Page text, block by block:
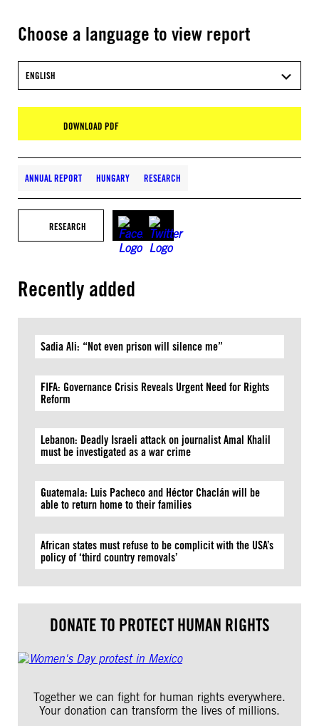
Choose a language to view report
ENGLISH
DOWNLOAD PDF
ANNUAL REPORT HUNGARY RESEARCH
RESEARCH
Recently added
Sadia Ali: “Not even prison will silence me”
FIFA: Governance Crisis Reveals Urgent Need for Rights
Reform
Lebanon: Deadly Israeli attack on journalist Amal Khalil
must be investigated as a war crime
Guatemala: Luis Pacheco and Héctor Chaclán will be
able to return home to their families
African states must refuse to be complicit with the USA’s
policy of ‘third country removals’
DONATE TO PROTECT HUMAN RIGHTS
Together we can fight for human rights everywhere.
Your donation can transform the lives of millions.